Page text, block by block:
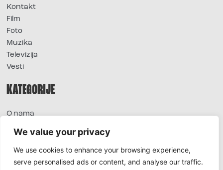
We value your privacy
We use cookies to enhance your browsing experience,
serve personalised ads or content, and analyse our traffic.
Kontakt
Film
Foto
Muzika
Televizija
Vesti
KATEGORIJE
O nama
Extra
Foto
Moda